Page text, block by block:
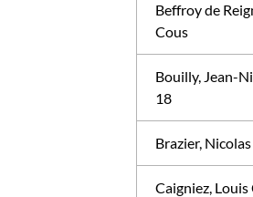
Beffroy de
Cous
Bouilly, Jean-
18
Brazier,
Caigniez, Louis